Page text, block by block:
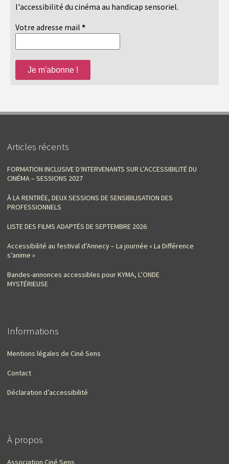
l'accessibilité du cinéma au handicap sensoriel.
Votre adresse mail *
Articles récents
FORMATION INCLUSIVE D‘INTERVENANTS SUR L’ACCESSIBILITÉ DU
CINÉMA – SESSIONS 2027
À LA RENTRÉE, DEUX SESSIONS DE SENSIBILISATION DES
PROFESSIONNELS
LISTE DES FILMS ADAPTÉS DE SEPTEMBRE 2026
Accessibilité au festival d’Annecy – La journée « La Différence
s’anime »
Bandes-annonces accessibles pour KYMA, L’ONDE
MYSTÉRIEUSE
Informations
Mentions légales de Ciné Sens
Contact
Déclaration d’accessibilité
À propos
Association Ciné Sens